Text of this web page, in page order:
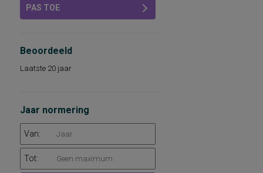
PAS TOE
Beoordeeld
Laatste 20 jaar
Jaar normering
Van:
Tot: